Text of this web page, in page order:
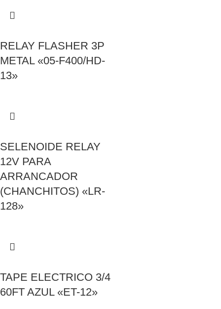
RELAY FLASHER 3P
METAL «05-F400/HD-
13»
SELENOIDE RELAY
12V PARA
ARRANCADOR
(CHANCHITOS) «LR-
128»
TAPE ELECTRICO 3/4
60FT AZUL «ET-12»